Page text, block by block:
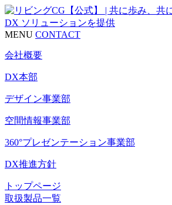
MENU CONTACT
会社概要
DX本部
デザイン事業部
空間情報事業部
360°プレゼンテーション事業部
DX推進方針
トップページ
取扱製品一覧